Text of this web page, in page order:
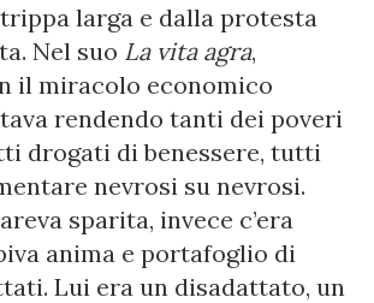
larga e dalla protesta
Nel suo La vita agra,
il miracolo economico
rendendo tanti dei poveri
drogati di benessere, tutti
nevrosi su nevrosi.
sparita, invece c’era
anima e portafoglio di
Lui era un disadattato, un